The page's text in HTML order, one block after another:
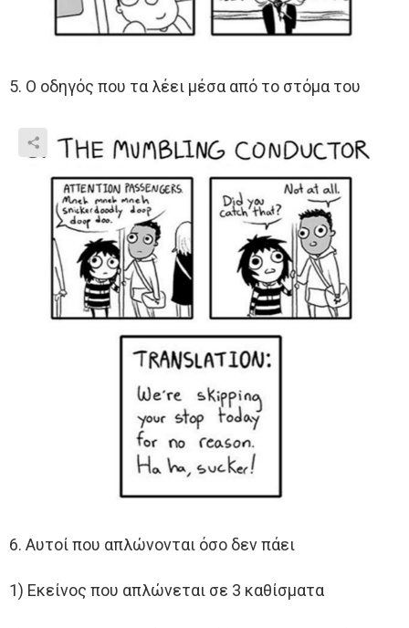
5. O οδηγός που τα λέει μέσα από το στόμα του
6. Αυτοί που απλώνονται όσο δεν πάει
1) Εκείνος που απλώνεται σε 3 καθίσματα